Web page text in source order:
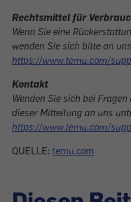
Rechtsmittel für
Wenn Sie eine
wenden Sie sich bitte an
https://www.temu.com/
Kontakt
Wenden Sie sich bei
dieser Mitteilung an uns
https://www.temu.com/
QUELLE: temu.com